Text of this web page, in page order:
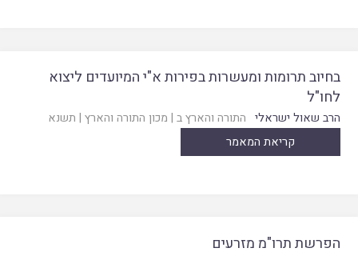
בחיוב תרומות ומעשרות בפירות א"י המיועדים ליצוא
לחו"ל
הרב שאול ישראלי התורה והארץ ב | מכון התורה והארץ | תשנא
קריאת המאמר
הפרשת תרו"מ מזרעים